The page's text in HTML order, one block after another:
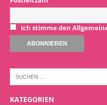
Ich stimme den
KATEGORIEN